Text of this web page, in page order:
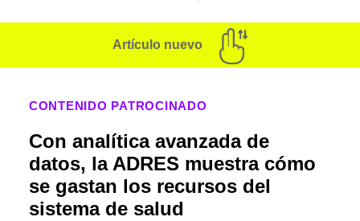
Artículo nuevo
CONTENIDO PATROCINADO
Con analítica avanzada de
datos, la ADRES muestra cómo
se gastan los recursos del
sistema de salud